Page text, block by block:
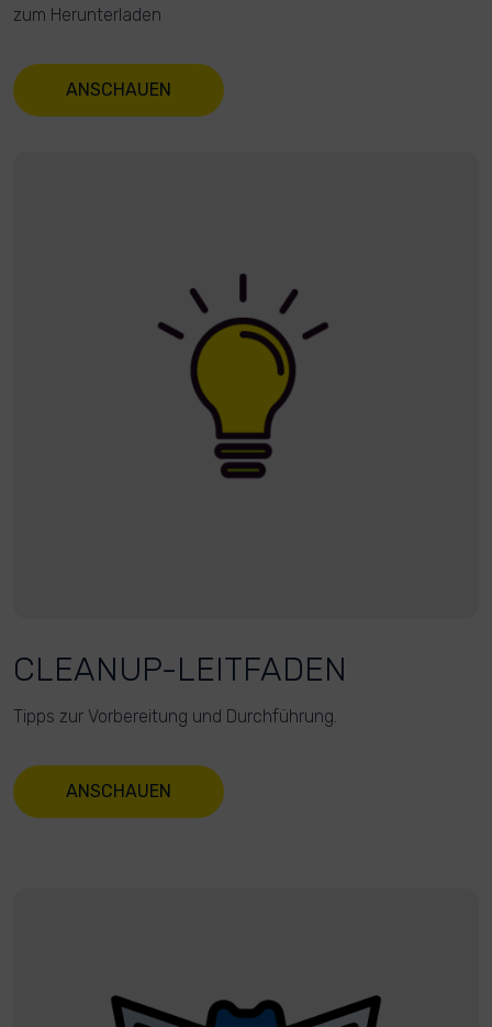
zum Herunterladen
ANSCHAUEN
CLEANUP-LEITFADEN
Tipps zur Vorbereitung und Durchführung.
ANSCHAUEN